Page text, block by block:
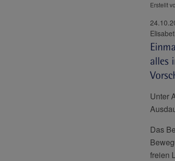
Erstellt
alles
Unter
Das
freien